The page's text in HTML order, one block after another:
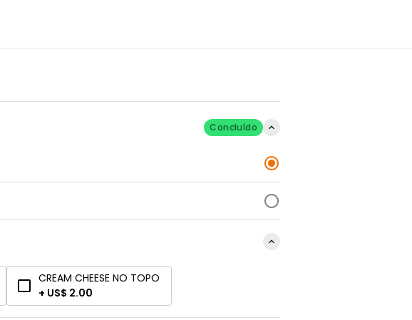
Concluído
CREAM CHEESE NO TOPO
+ US$ 2.00